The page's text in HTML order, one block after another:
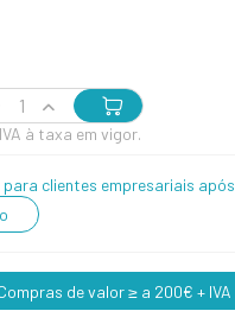
à taxa em vigor.
clientes empresariais após
de valor ≥ a 200€ + IVA